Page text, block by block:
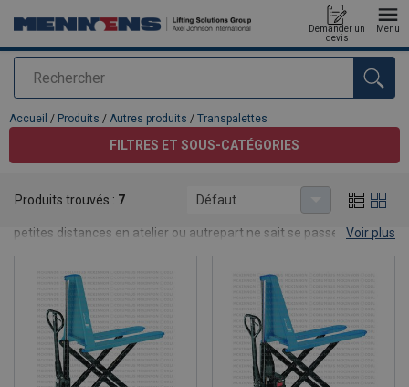
Rechercher
Demander un
devis
Menu
Ajouté au panier
Accueil / Produits / Autres produits / Transpalettes
FILTRES ET SOUS-CATÉGORIES
Qui doit souvent soulever et déplacer de lourdes charges sur de
petites distances en atelier ou autrepart ne sait se passer de
recherchiez, nous avons le produit qu'il vous faut: des
transpalettes à levage manuel hydraulique ou à fonctionnement
électrohydraulique, à courtes ou à longue fourches, à grande ou à
petite capacité, ... Découvrez ci-dessous notre assortiment varié.
Voir plus
Produits trouvés : 7 Défaut